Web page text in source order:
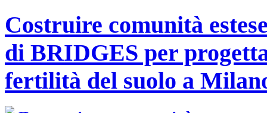
Costruire comunità
di BRIDGES per
fertilità del suolo a